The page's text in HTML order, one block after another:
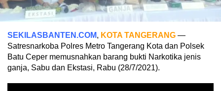
SEKILASBANTEN.COM, KOTA TANGERANG —
Satresnarkoba Polres Metro Tangerang Kota dan Polsek
Batu Ceper memusnahkan barang bukti Narkotika jenis
ganja, Sabu dan Ekstasi, Rabu (28/7/2021).